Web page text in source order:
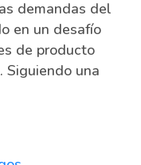
demandas del
en un desafío
de producto
Siguiendo una